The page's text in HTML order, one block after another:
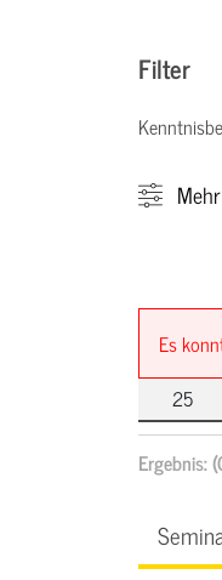
Filter
Mehr
Es
Ergebnis: